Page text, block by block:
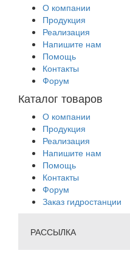
О компании
Продукция
Реализация
Напишите нам
Помощь
Контакты
Форум
Каталог товаров
О компании
Продукция
Реализация
Напишите нам
Помощь
Контакты
Форум
Заказ гидростанции
РАССЫЛКА